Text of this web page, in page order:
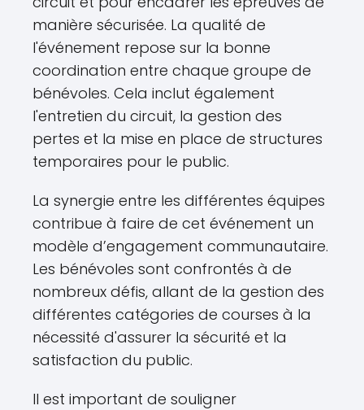
manière sécurisée. La qualité de
l'événement repose sur la bonne
coordination entre chaque groupe de
bénévoles. Cela inclut également
l'entretien du circuit, la gestion des
pertes et la mise en place de structures
temporaires pour le public.
La synergie entre les différentes équipes
contribue à faire de cet événement un
modèle d’engagement communautaire.
Les bénévoles sont confrontés à de
nombreux défis, allant de la gestion des
différentes catégories de courses à la
nécessité d'assurer la sécurité et la
satisfaction du public.
Il est important de souligner